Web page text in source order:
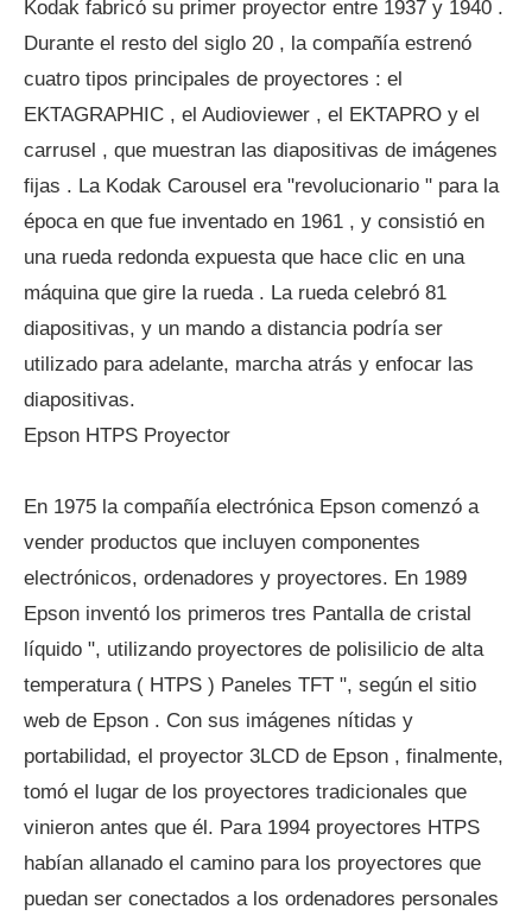
Kodak fabricó su primer proyector entre 1937 y 1940 .
Durante el resto del siglo 20 , la compañía estrenó
cuatro tipos principales de proyectores : el
EKTAGRAPHIC , el Audioviewer , el EKTAPRO y el
carrusel , que muestran las diapositivas de imágenes
fijas . La Kodak Carousel era "revolucionario " para la
época en que fue inventado en 1961 , y consistió en
una rueda redonda expuesta que hace clic en una
máquina que gire la rueda . La rueda celebró 81
diapositivas, y un mando a distancia podría ser
utilizado para adelante, marcha atrás y enfocar las
diapositivas.
Epson HTPS Proyector
En 1975 la compañía electrónica Epson comenzó a
vender productos que incluyen componentes
electrónicos, ordenadores y proyectores. En 1989
Epson inventó los primeros tres Pantalla de cristal
líquido ", utilizando proyectores de polisilicio de alta
temperatura ( HTPS ) Paneles TFT ", según el sitio
web de Epson . Con sus imágenes nítidas y
portabilidad, el proyector 3LCD de Epson , finalmente,
tomó el lugar de los proyectores tradicionales que
vinieron antes que él. Para 1994 proyectores HTPS
habían allanado el camino para los proyectores que
puedan ser conectados a los ordenadores personales